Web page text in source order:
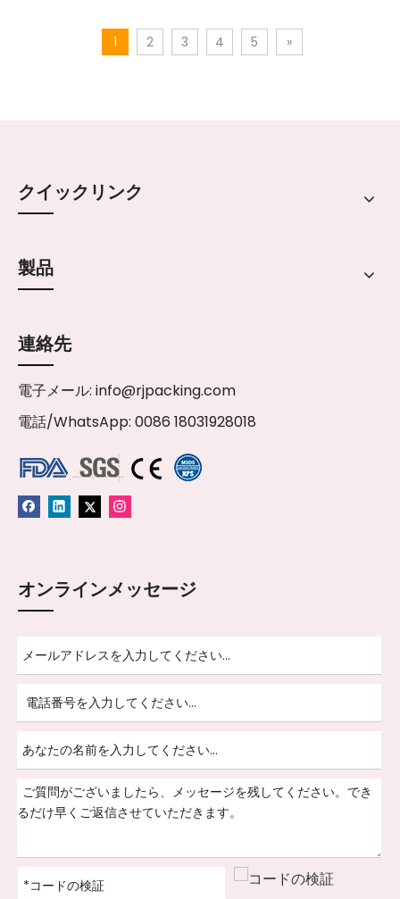
ラウンドプラスチック
清涼飲料カップペット
1 2 3 4 5 »
クイックリンク
製品
連絡先
電子メール: info@rjpacking.com
電話/WhatsApp: 0086 18031928018
オンラインメッセージ